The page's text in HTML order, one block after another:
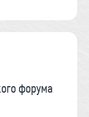
форума